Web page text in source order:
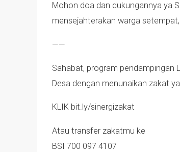
Mohon doa dan dukungannya ya
mensejahterakan warga
——
Sahabat, program pendampingan
Desa dengan menunaikan zakat
KLIK bit.ly/sinergizakat
Atau transfer zakatmu ke
BSI 700 097 4107